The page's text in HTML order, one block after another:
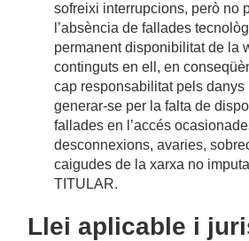
sofreixi interrupcions, però no
l’absència de fallades
permanent disponibilitat de la
continguts en ell, en
cap responsabilitat pels
generar-se per la falta de
fallades en l’accés
desconnexions, avaries,
caigudes de la xarxa no
TITULAR.
Llei aplicable i